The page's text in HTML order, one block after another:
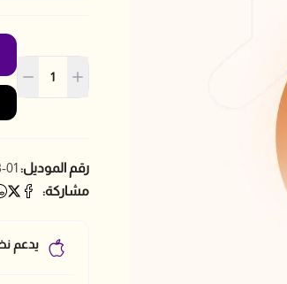
رقم الموديل:01
مشاركة:
يدعم